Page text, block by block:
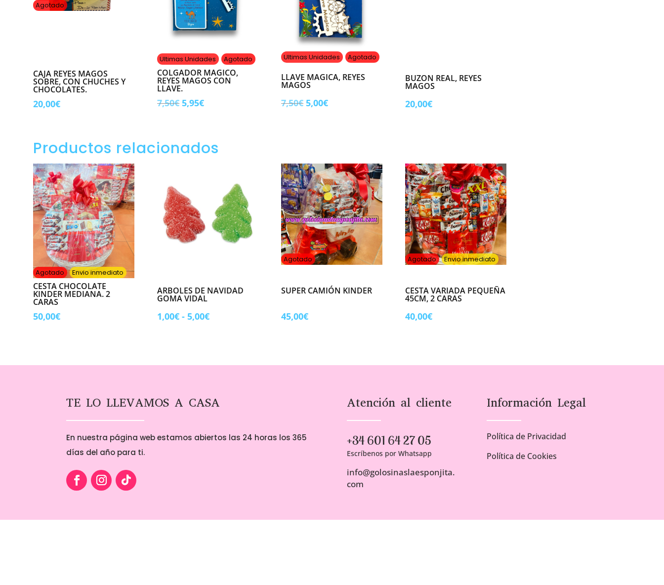
Agotado
CAJA REYES MAGOS
SOBRE, CON CHUCHES Y
CHOCOLATES.
20,00€
Ultimas Unidades Agotado
COLGADOR MAGICO,
REYES MAGOS CON
LLAVE.
7,50€ El
era:
7,50€.
5,95€El
5,95€.
Ultimas Unidades Agotado
LLAVE MAGICA, REYES
MAGOS
7,50€ El
5,00€El
BUZON REAL, REYES
MAGOS
20,00€
Productos relacionados
Agotado Envio inmediato
CESTA CHOCOLATE
KINDER MEDIANA. 2
CARAS
50,00€
ARBOLES DE NAVIDAD
GOMA VIDAL
1,00€ - 5,00€Rango
1,00€
Agotado
SUPER CAMIÓN KINDER
45,00€
Agotado Envio inmediato
CESTA VARIADA PEQUEÑA
45CM, 2 CARAS
40,00€
TE LO LLEVAMOS A CASA
En nuestra página web estamos abiertos las 24 horas los 365
días del año para ti.
Atención al cliente
+34 601 64 27 05
Escríbenos por Whatsapp
info@golosinaslaesponjita.
com
Información Legal
Política de Privacidad
Política de Cookies